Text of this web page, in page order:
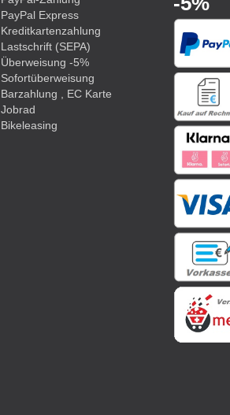
PayPal Express
Kreditkartenzahlung
Lastschrift (SEPA)
Überweisung -5%
Sofortüberweisung
Barzahlung , EC Karte
Jobrad
Bikeleasing